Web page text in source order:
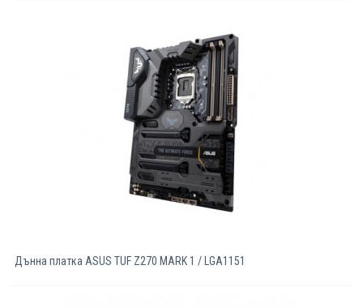
Дънна платка ASUS TUF Z270 MARK 1 / LGA1151